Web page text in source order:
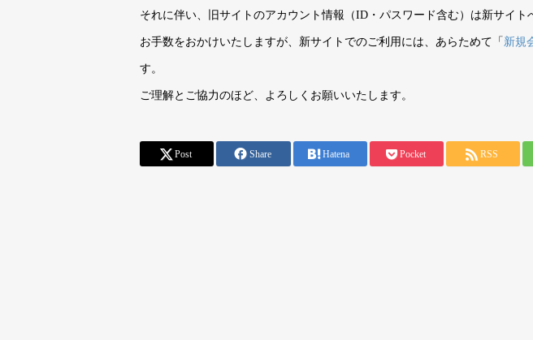
それに伴い、旧サイトのアカウント情報（ID・パスワード含む）は新サイト
お手数をおかけいたしますが、新サイトでのご利用には、あらためて「 新規
す。
ご理解とご協力のほど、よろしくお願いいたします。
Post Share Hatena Pocket RSS
す方法や注意点も解説